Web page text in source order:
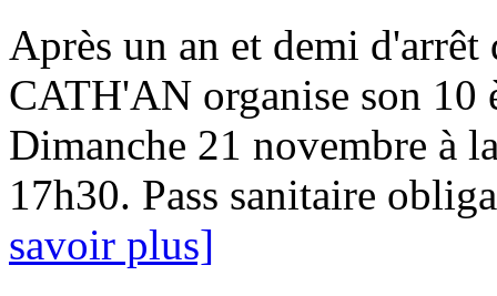
Après un an et demi
CATH'AN organise son 10
Dimanche 21 novembre à
17h30. Pass sanitaire
savoir plus]